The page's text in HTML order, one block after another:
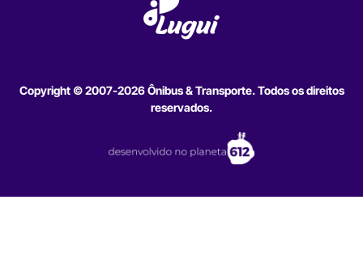
Copyright © 2007-2026 Ônibus & Transporte. Todos os direitos
reservados.